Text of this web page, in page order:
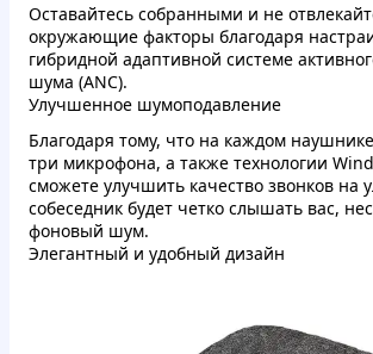
Оставайтесь собранными и не
окружающие факторы благодаря
гибридной адаптивной системе
шума (ANC).
Улучшенное шумоподавление
Благодаря тому, что на каждом
три микрофона, а также технологии
сможете улучшить качество звонков на
собеседник будет четко слышать вас,
фоновый шум.
Элегантный и удобный дизайн